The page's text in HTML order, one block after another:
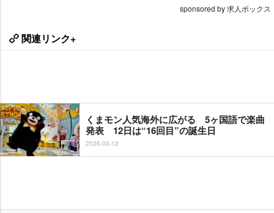
sponsored by 求人ボックス
関連リンク+
くまモン人気海外に広がる 5ヶ国語で楽曲
発表 12日は“16回目”の誕生日
2026-03-12